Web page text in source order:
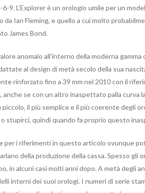
9. L’Explorer è un orologio umile per un
da Ian Fleming, e quello a cui molto
James Bond.
anomalo all’interno della moderna
al design di metà secolo della sua
rinforzato fino a 39 mm nel 2010 con il
se con un altro inaspettato palla curva
il più semplice e il più coerente degli
stupirci, quindi quando fa proprio questo
per i riferimenti in questo articolo ovunque
della produzione della cassa. Spesso gli
in alcuni casi molti anni dopo. A metà degli
interni dei suoi orologi. I numeri di serie